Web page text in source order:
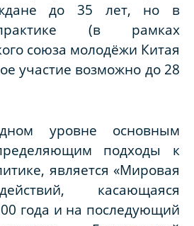
до 35 лет, но в
(в рамках
союза молодёжи Китая
участие возможно до 28
уровне основным
подходы к
является «Мировая
касающаяся
года и на последующий